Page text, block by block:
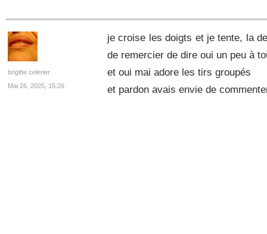
brigitte celerier
Mai 26, 2025, 15:26
je croise les doigts et je tente, la
de remercier de dire oui un peu à
et oui mai adore les tirs groupés
et pardon avais envie de